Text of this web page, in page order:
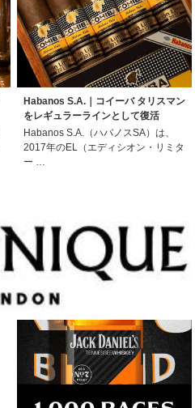
Habanos S.A.｜コイーバ タリスマン
をレギュラーラインとして復活
Habanos S.A.（ハバノスSA）は、
2017年のEL（エディシオン・リミタ
ー …